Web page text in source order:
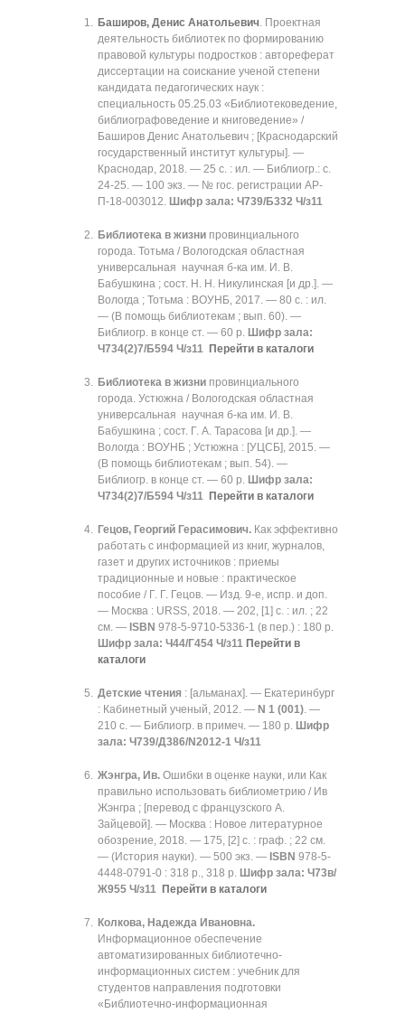
Баширов, Денис Анатольевич. Проектная
деятельность библиотек по формированию
правовой культуры подростков : автореферат
диссертации на соискание ученой степени
кандидата педагогических наук :
специальность 05.25.03 «Библиотековедение,
библиографоведение и книговедение» /
Баширов Денис Анатольевич ; [Краснодарский
государственный институт культуры]. —
Краснодар, 2018. — 25 с. : ил. — Библиогр.: с.
24-25. — 100 экз. — № гос. регистрации АР-
П-18-003012. Шифр зала: Ч739/Б332 Ч/з11
Библиотека в жизни провинциального
города. Тотьма / Вологодская областная
универсальная научная б-ка им. И. В.
Бабушкина ; сост. Н. Н. Никулинская [и др.]. —
Вологда ; Тотьма : ВОУНБ, 2017. — 80 с. : ил.
— (В помощь библиотекам ; вып. 60). —
Библиогр. в конце ст. — 60 р. Шифр зала:
Ч734(2)7/Б594 Ч/з11 Перейти в каталоги
Библиотека в жизни провинциального
города. Устюжна / Вологодская областная
универсальная научная б-ка им. И. В.
Бабушкина ; сост. Г. А. Тарасова [и др.]. —
Вологда : ВОУНБ ; Устюжна : [УЦСБ], 2015. —
(В помощь библиотекам ; вып. 54). —
Библиогр. в конце ст. — 60 р. Шифр зала:
Ч734(2)7/Б594 Ч/з11 Перейти в каталоги
Гецов, Георгий Герасимович. Как эффективно
работать с информацией из книг, журналов,
газет и других источников : приемы
традиционные и новые : практическое
пособие / Г. Г. Гецов. — Изд. 9-е, испр. и доп.
— Москва : URSS, 2018. — 202, [1] с. : ил. ; 22
см. — ISBN 978-5-9710-5336-1 (в пер.) : 180 р.
Шифр зала: Ч44/Г454 Ч/з11 Перейти в
каталоги
Детские чтения : [альманах]. — Екатеринбург
: Кабинетный ученый, 2012. — N 1 (001). —
210 с. — Библиогр. в примеч. — 180 р. Шифр
зала: Ч739/Д386/N2012-1 Ч/з11
Жэнгра, Ив. Ошибки в оценке науки, или Как
правильно использовать библиометрию / Ив
Жэнгра ; [перевод с французского А.
Зайцевой]. — Москва : Новое литературное
обозрение, 2018. — 175, [2] с. : граф. ; 22 см.
— (История науки). — 500 экз. — ISBN 978-5-
4448-0791-0 : 318 р., 318 р. Шифр зала: Ч73в/
Ж955 Ч/з11 Перейти в каталоги
Колкова, Надежда Ивановна.
Информационное обеспечение
автоматизированных библиотечно-
информационных систем : учебник для
студентов направления подготовки
«Библиотечно-информационная